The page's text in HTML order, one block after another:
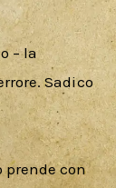
– la
Sadico
prende con